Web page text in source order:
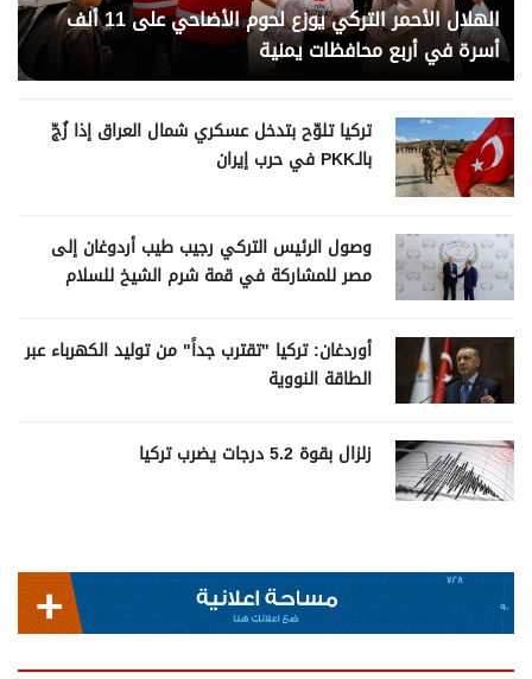
الهلال الأحمر التركي يوزع لحوم الأضاحي على 11 ألف
أسرة في أربع محافظات يمنية
تركيا تلوّح بتدخل عسكري شمال العراق إذا زُجّ
بالـPKK في حرب إيران
وصول الرئيس التركي رجيب طيب أردوغان إلى
مصر للمشاركة في قمة شرم الشيخ للسلام
أوردغان: تركيا "تقترب جداً" من توليد الكهرباء عبر
الطاقة النووية
زلزال بقوة 5.2 درجات يضرب تركيا